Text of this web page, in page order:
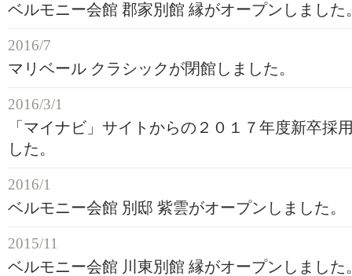
ベルモニー会館 郡家別館 縁がオープンしました
2016/7
マリベール クラシックが閉館しました。
2016/3/1
「マイナビ」サイトからの２０１７年度新卒採
した。
2016/1
ベルモニー会館 別邸 紫雲がオープンしました。
2015/11
ベルモニー会館 川東別館 縁がオープンしました